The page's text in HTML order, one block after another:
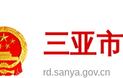
三亚
rd.sanya.gov.cn